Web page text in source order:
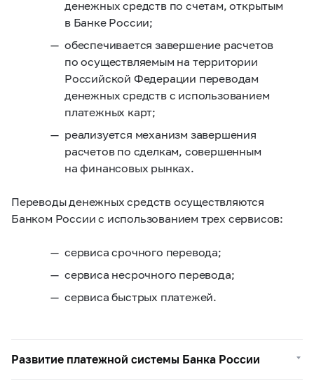
денежных средств по счетам, открытым
в Банке России;
обеспечивается завершение расчетов
по осуществляемым на территории
Российской Федерации переводам
денежных средств с использованием
платежных карт;
реализуется механизм завершения
расчетов по сделкам, совершенным
на финансовых рынках.
Переводы денежных средств осуществляются
Банком России с использованием трех сервисов:
сервиса срочного перевода;
сервиса несрочного перевода;
сервиса быстрых платежей.
Развитие платежной системы Банка России